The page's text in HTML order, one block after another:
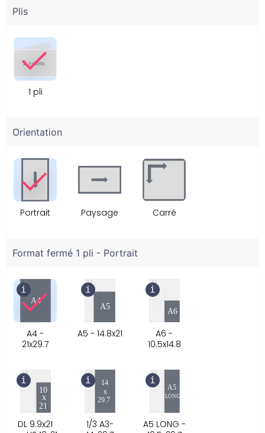
Plis
1 pli
Orientation
Portrait Paysage Carré
Format fermé 1 pli - Portrait
A4 -
21x29.7
A5 - 14.8x21
A6 -
10.5x14.8
DL 9.9x21
1/3 A3-
A5 LONG -